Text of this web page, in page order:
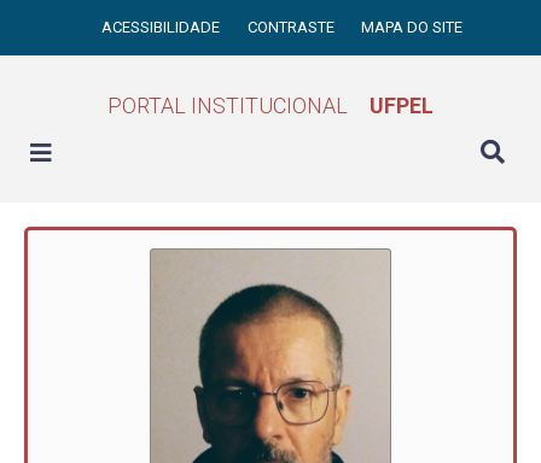
ACESSIBILIDADE CONTRASTE MAPA DO SITE
PORTAL INSTITUCIONAL UFPEL